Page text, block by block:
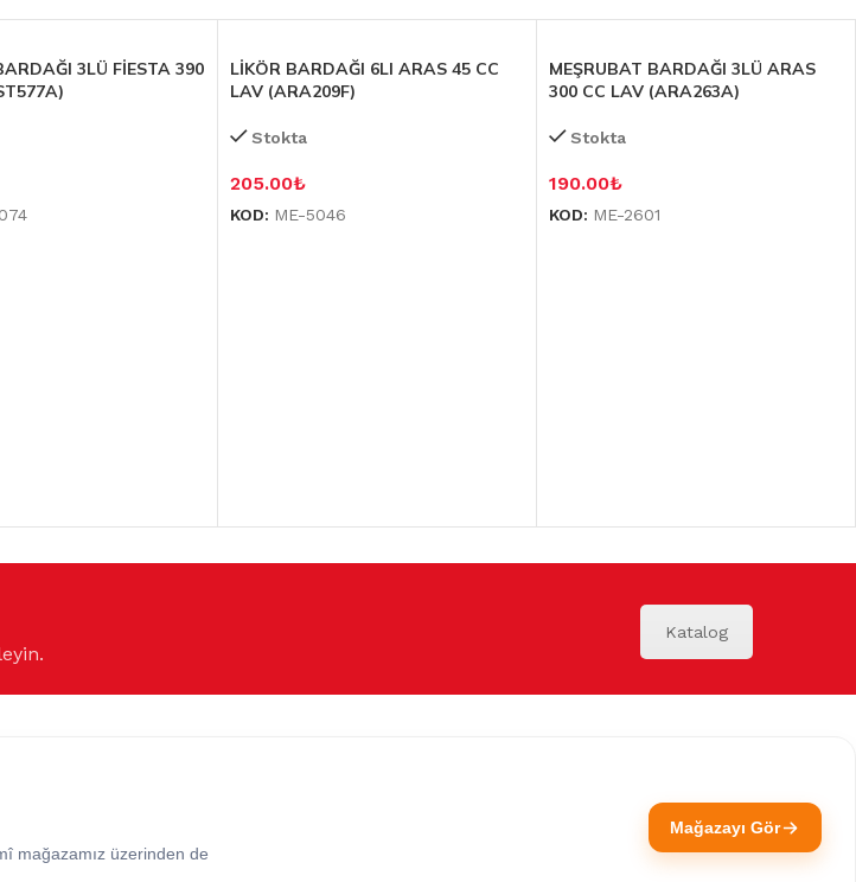
3LÜ FİESTA 390
LİKÖR BARDAĞI 6LI ARAS 45 CC
LAV (ARA209F)
Stokta
205.00₺
KOD: ME-5046
MEŞRUBAT BARDAĞI 3LÜ ARAS
300 CC LAV (ARA263A)
Stokta
190.00₺
KOD: ME-2601
Katalog
mağazamız üzerinden de
Mağazayı Gör